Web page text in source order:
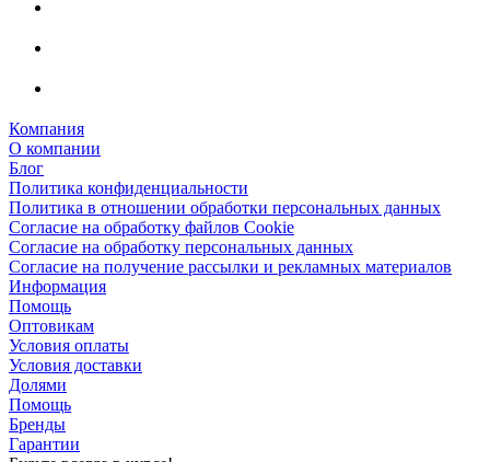
Компания
О компании
Блог
Политика конфиденциальности
Политика в отношении обработки персональных данных
Согласие на обработку файлов Cookie
Согласие на обработку персональных данных
Согласие на получение рассылки и рекламных материалов
Информация
Помощь
Оптовикам
Условия оплаты
Условия доставки
Долями
Помощь
Бренды
Гарантии